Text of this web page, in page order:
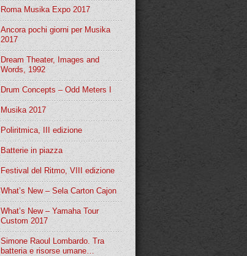
Roma Musika Expo 2017
Ancora pochi giorni per Musika
2017
Dream Theater, Images and
Words, 1992
Drum Concepts – Odd Meters I
Musika 2017
Poliritmica, III edizione
Batterie in piazza
Festival del Ritmo, VIII edizione
What’s New – Sela Carton Cajon
What’s New – Yamaha Tour
Custom 2017
Simone Raoul Lombardo. Tra
batteria e risorse umane…